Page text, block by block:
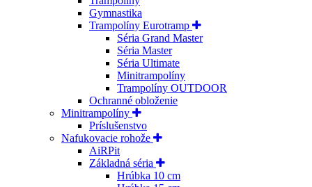
Gymnastika
Trampolíny Eurotramp
Séria Grand Master
Séria Master
Séria Ultimate
Minitrampolíny
Trampolíny OUTDOOR
Ochranné obloženie
Minitrampolíny
Príslušenstvo
Nafukovacie rohože
AiRPit
Základná séria
Hrúbka 10 cm